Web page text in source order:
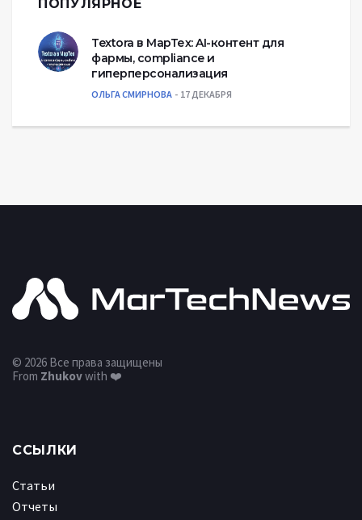
ПОПУЛЯРНОЕ
Textora в МарТех: AI-контент для
фармы, compliance и
гиперперсонализация
ОЛЬГА СМИРНОВА 17 ДЕКАБРЯ
© 2026 Все права защищены
From Zhukovwith ❤️
ССЫЛКИ
Статьи
Отчеты